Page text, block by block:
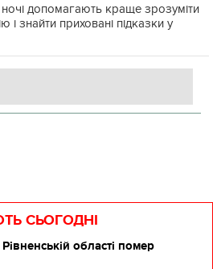
ночі допомагають краще зрозуміти
і знайти приховані підказки у
СЬОГОДНІ
області помер